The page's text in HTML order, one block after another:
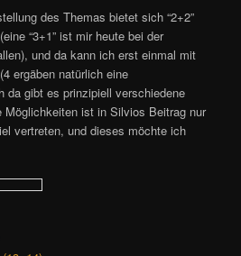
des Themas bietet sich “2+2”
“3+1” ist mir heute bei der
und da kann ich erst einmal mit
ergäben natürlich eine
da gibt es prinzipiell verschiedene
Möglichkeiten ist in Silvios Beitrag nur
vertreten, und dieses möchte ich